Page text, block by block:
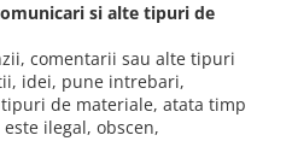
si alte tipuri de
comentarii sau alte tipuri
idei, pune intrebari,
de materiale, atata timp
ilegal, obscen,